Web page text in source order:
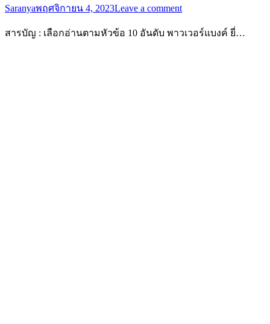
Saranyaพฤศจิกายน 4, 2023Leave a comment
สารบัญ : เลือกอ่านตามหัวข้อ 10 อันดับ พาวเวอร์แบงค์ ยี่…